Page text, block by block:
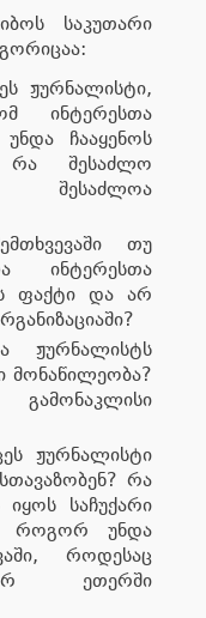
საკუთარი
ჟურნალისტი,
ინტერესთა
ჩააყენოს
რა შესაძლო
შესაძლოა
თუ
ინტერესთა
ფაქტი და არ
ჟურნალისტს
მონაწილეობა?
ჟურნალისტი
რა
საჩუქარი
როგორ უნდა
როდესაც
ეთერში